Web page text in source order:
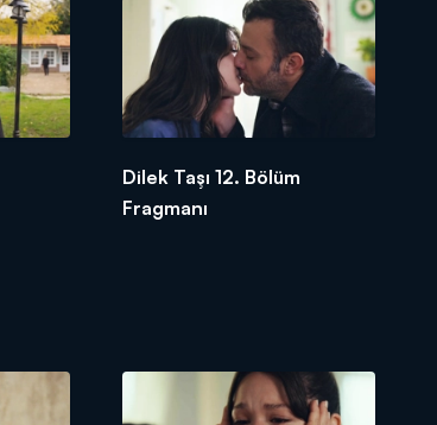
Dilek Taşı 12. Bölüm
Fragmanı